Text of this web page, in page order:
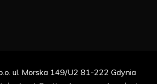
ul. Morska 149/U2 81-222 Gdynia